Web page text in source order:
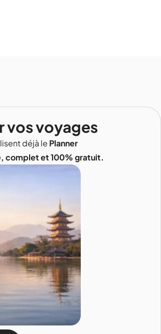
vos voyages
déjà le Planner
complet et 100% gratuit.